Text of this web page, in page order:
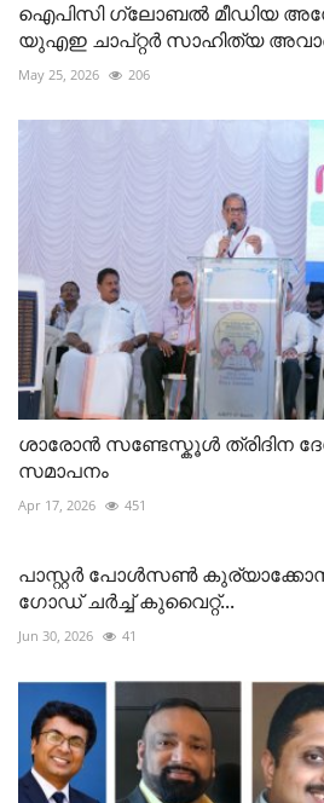
ഐപിസി ഗ്ലോബൽ മീഡിയ
യുഎഇ ചാപ്റ്റർ സാഹിത്യ
May 25, 2026 206
ശാരോൻ സണ്ടേസ്കൂൾ ത്രിദിന
സമാപനം
Apr 17, 2026 451
പാസ്റ്റർ പോൾസൺ
ഗോഡ് ചർച്ച് കുവൈറ്റ്‌...
Jun 30, 2026 41